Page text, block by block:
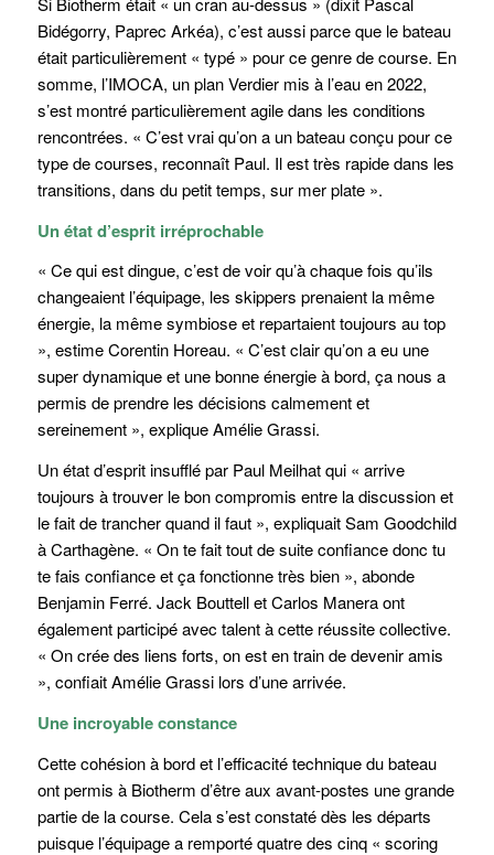
Bidégorry, Paprec Arkéa), c’est aussi parce que le bateau
était particulièrement « typé » pour ce genre de course. En
somme, l’IMOCA, un plan Verdier mis à l’eau en 2022,
s’est montré particulièrement agile dans les conditions
rencontrées. « C’est vrai qu’on a un bateau conçu pour ce
type de courses, reconnaît Paul. Il est très rapide dans les
transitions, dans du petit temps, sur mer plate ».
Un état d’esprit irréprochable
« Ce qui est dingue, c’est de voir qu’à chaque fois qu’ils
changeaient l’équipage, les skippers prenaient la même
énergie, la même symbiose et repartaient toujours au top
», estime Corentin Horeau. « C’est clair qu’on a eu une
super dynamique et une bonne énergie à bord, ça nous a
permis de prendre les décisions calmement et
sereinement », explique Amélie Grassi.
Un état d’esprit insufflé par Paul Meilhat qui « arrive
toujours à trouver le bon compromis entre la discussion et
le fait de trancher quand il faut », expliquait Sam Goodchild
à Carthagène. « On te fait tout de suite confiance donc tu
te fais confiance et ça fonctionne très bien », abonde
Benjamin Ferré. Jack Bouttell et Carlos Manera ont
également participé avec talent à cette réussite collective.
« On crée des liens forts, on est en train de devenir amis
», confiait Amélie Grassi lors d’une arrivée.
Une incroyable constance
Cette cohésion à bord et l’efficacité technique du bateau
ont permis à Biotherm d’être aux avant-postes une grande
partie de la course. Cela s’est constaté dès les départs
puisque l’équipage a remporté quatre des cinq « scoring